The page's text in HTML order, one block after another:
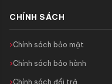
CHÍNH SÁCH
Chính sách bảo mật
Chính sách bảo hành
Chính sách đổi trả